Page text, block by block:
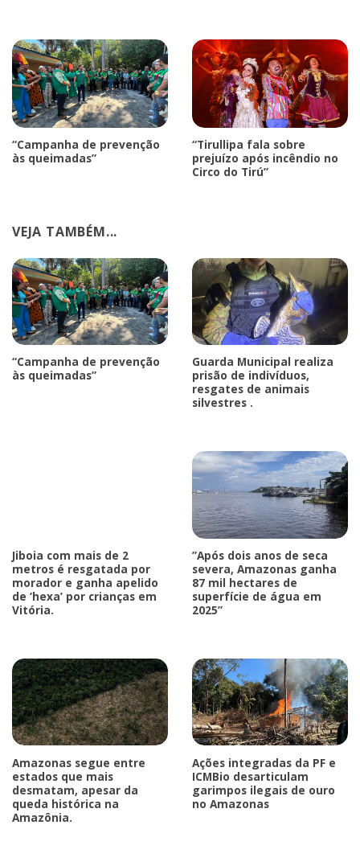
“Campanha de prevenção
às queimadas”
“Tirullipa fala sobre
prejuízo após incêndio no
Circo do Tirú”
VEJA TAMBÉM...
“Campanha de prevenção
às queimadas”
Guarda Municipal realiza
prisão de indivíduos,
resgates de animais
silvestres .
Jiboia com mais de 2
metros é resgatada por
morador e ganha apelido
de ‘hexa’ por crianças em
Vitória.
”Após dois anos de seca
severa, Amazonas ganha
87 mil hectares de
superfície de água em
2025”
Amazonas segue entre
estados que mais
desmatam, apesar da
queda histórica na
Amazônia.
Ações integradas da PF e
ICMBio desarticulam
garimpos ilegais de ouro
no Amazonas